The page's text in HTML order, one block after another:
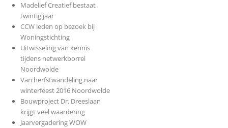
Madelief Creatief bestaat
twintig jaar
CCW leden op bezoek bij
Woningstichting
Uitwisseling van kennis
tijdens netwerkborrel
Noordwolde
Van herfstwandeling naar
winterfeest 2016 Noordwolde
Bouwproject Dr. Dreeslaan
krijgt veel waardering
Jaarvergadering WOW